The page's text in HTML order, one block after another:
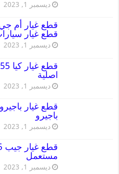
ديسمبر 1, 2023
قطع غيار
ديسمبر 1, 2023
اصلية
ديسمبر 1, 2023
باجيرو
ديسمبر 1, 2023
مستعمل
ديسمبر 1, 2023